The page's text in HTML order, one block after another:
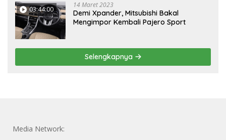
03:44:00 14 Maret 2023
Demi Xpander, Mitsubishi Bakal
Mengimpor Kembali Pajero Sport
Selengkapnya
Media Network: